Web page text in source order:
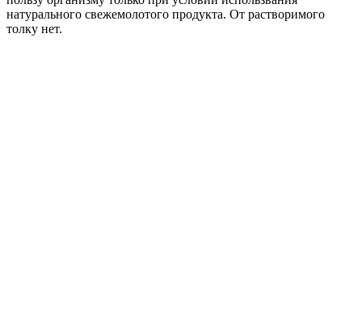
натурального свежемолотого продукта. От растворимого
толку нет.